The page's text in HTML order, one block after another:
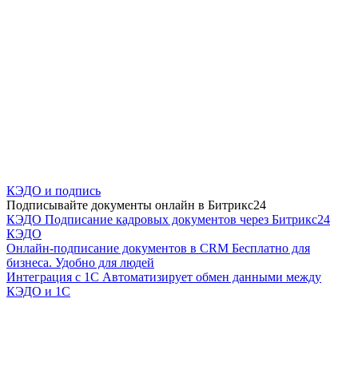
КЭДО и подпись
Подписывайте документы онлайн в Битрикс24
КЭДО Подписание кадровых документов через Битрикс24
КЭДО
Онлайн-подписание документов в CRM Бесплатно для
бизнеса. Удобно для людей
Интеграция с 1С Автоматизирует обмен данными между
КЭДО и 1С